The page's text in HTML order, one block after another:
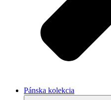
Pánska kolekcia